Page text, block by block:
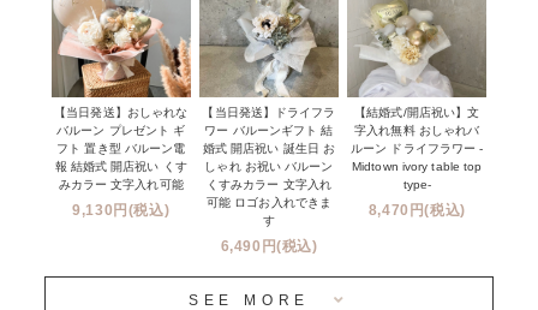
フリンジバルーン
デコレーションセット
プロップスバルーン
オプション
成人式・卒業式・入学式バルーンブーケ
発表会・劇場
その他お祝い
クリスマス
新商品
~３０００円
メッセージカード・電報について
オーダーメイドについて
セミオーダーについて
フリンジバルーンについて
コンフェッティバルーンについて
【当日発送】おしゃれな
バルーン プレゼント ギ
フト 置き型 バルーン電
報 結婚式 開店祝い くす
みカラー 文字入れ可能
9,130円(税込)
【当日発送】ドライフラ
ワー バルーンギフト 結
婚式 開店祝い 誕生日 お
しゃれ お祝い バルーン
くすみカラー 文字入れ
可能 ロゴお入れできま
す
6,490円(税込)
【結婚式/開店祝い】文
字入れ無料 おしゃれバ
ルーン ドライフラワー -
Midtown ivory table top
type-
8,470円(税込)
SEE MORE